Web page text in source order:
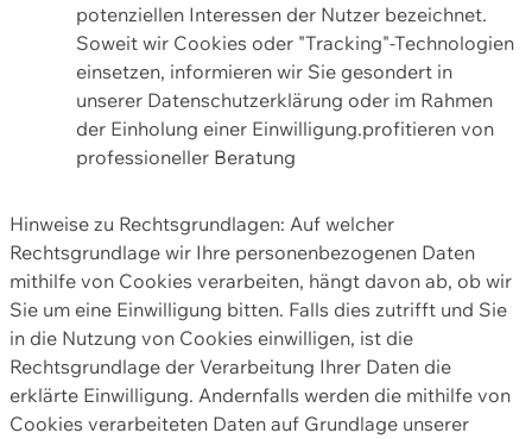
potenziellen Interessen der Nutzer bezeichnet.
Soweit wir Cookies oder "Tracking"-Technologien
einsetzen, informieren wir Sie gesondert in
unserer Datenschutzerklärung oder im Rahmen
der Einholung einer Einwilligung.profitieren von
professioneller Beratung
Hinweise zu Rechtsgrundlagen: Auf welcher
Rechtsgrundlage wir Ihre personenbezogenen Daten
mithilfe von Cookies verarbeiten, hängt davon ab, ob wir
Sie um eine Einwilligung bitten. Falls dies zutrifft und Sie
in die Nutzung von Cookies einwilligen, ist die
Rechtsgrundlage der Verarbeitung Ihrer Daten die
erklärte Einwilligung. Andernfalls werden die mithilfe von
Cookies verarbeiteten Daten auf Grundlage unserer